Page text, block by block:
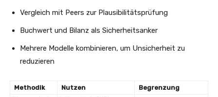
Vergleich mit Peers zur Plausibilitätsprüfung
Buchwert und Bilanz als Sicherheitsanker
Mehrere Modelle kombinieren, um Unsicherheit zu
reduzieren
Methodik Nutzen
Begrenzung